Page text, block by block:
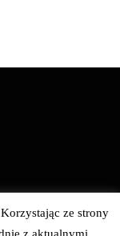
ze strony